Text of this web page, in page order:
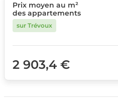
Prix moyen au m²
des appartements
sur Trévoux
2 903,4 €